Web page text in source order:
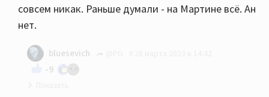
совсем никак. Раньше думали - на Мартине всё. Ан
нет.
bluesevich
-9